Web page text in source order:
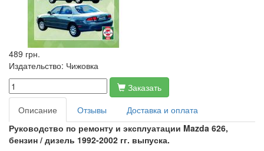
489 грн.
Издательство: Чижовка
Заказать
Описание
Отзывы
Доставка и оплата
Руководство по ремонту и эксплуатации Mazda 626,
бензин / дизель 1992-2002 гг. выпуска.